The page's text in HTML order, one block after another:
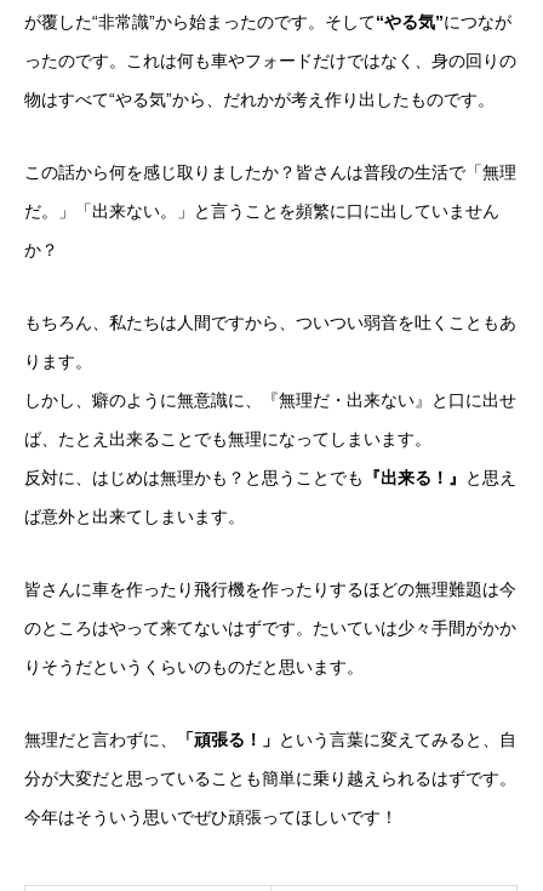
が覆した“非常識”から始まったのです。そして“やる気”につなが
ったのです。これは何も車やフォードだけではなく、身の回りの
物はすべて“やる気”から、だれかが考え作り出したものです。
この話から何を感じ取りましたか？皆さんは普段の生活で「無理
だ。」「出来ない。」と言うことを頻繁に口に出していません
か？
もちろん、私たちは人間ですから、ついつい弱音を吐くこともあ
ります。
しかし、癖のように無意識に、『無理だ・出来ない』と口に出せ
ば、たとえ出来ることでも無理になってしまいます。
反対に、はじめは無理かも？と思うことでも
『出来る！』
と思え
ば意外と出来てしまいます。
皆さんに車を作ったり飛行機を作ったりするほどの無理難題は今
のところはやって来てないはずです。たいていは少々手間がかか
りそうだというくらいのものだと思います。
無理だと言わずに、 「頑張る！」 という言葉に変えてみると、自
分が大変だと思っていることも簡単に乗り越えられるはずです。
今年はそういう思いでぜひ頑張ってほしいです！